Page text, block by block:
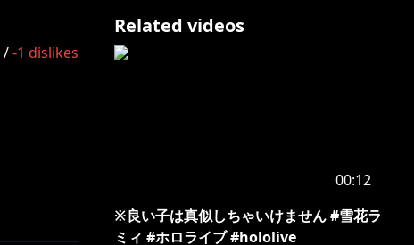
/-1 dislikes
Related videos
00:12
※良い子は真似しちゃいけません #雪花ラ
ミィ #ホロライブ #hololive